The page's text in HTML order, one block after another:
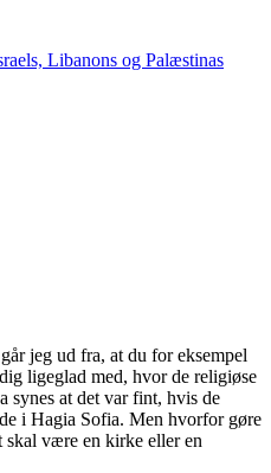
Libanons og Palæstinas
jeg ud fra, at du for eksempel
ligeglad med, hvor de religiøse
synes at det var fint, hvis de
i Hagia Sofia. Men hvorfor gøre
skal være en kirke eller en